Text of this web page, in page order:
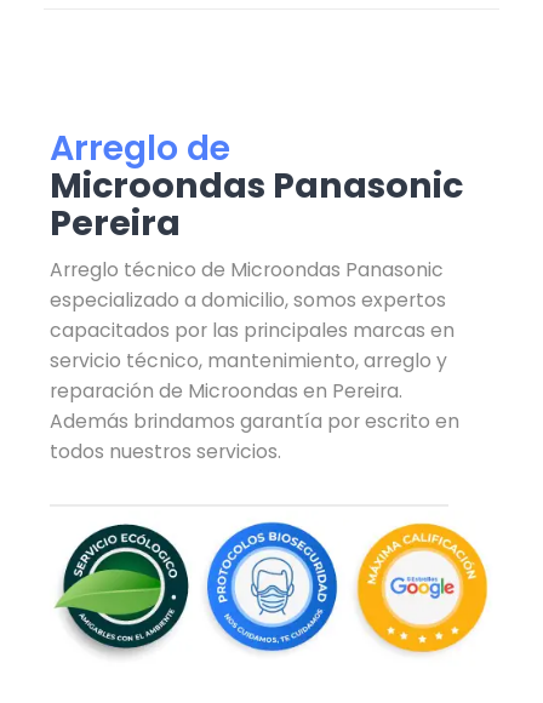
Arreglo de
Microondas Panasonic
Pereira
Arreglo técnico de Microondas Panasonic
especializado a domicilio, somos expertos
capacitados por las principales marcas en
servicio técnico, mantenimiento, arreglo y
reparación de Microondas en Pereira.
Además brindamos garantía por escrito en
todos nuestros servicios.